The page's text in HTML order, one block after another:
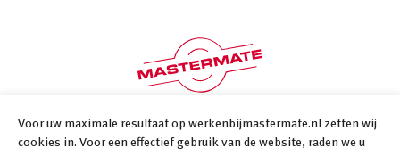
Voor uw maximale resultaat op werkenbijmastermate.nl zetten wij
cookies in. Voor een effectief gebruik van de website, raden we u
Volg ons